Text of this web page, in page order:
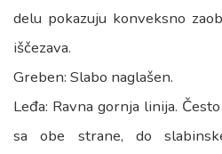
delu pokazuju konveksno
iščezava.
Greben: Slabo naglašen.
Leđa: Ravna gornja linija.
sa obe strane, do